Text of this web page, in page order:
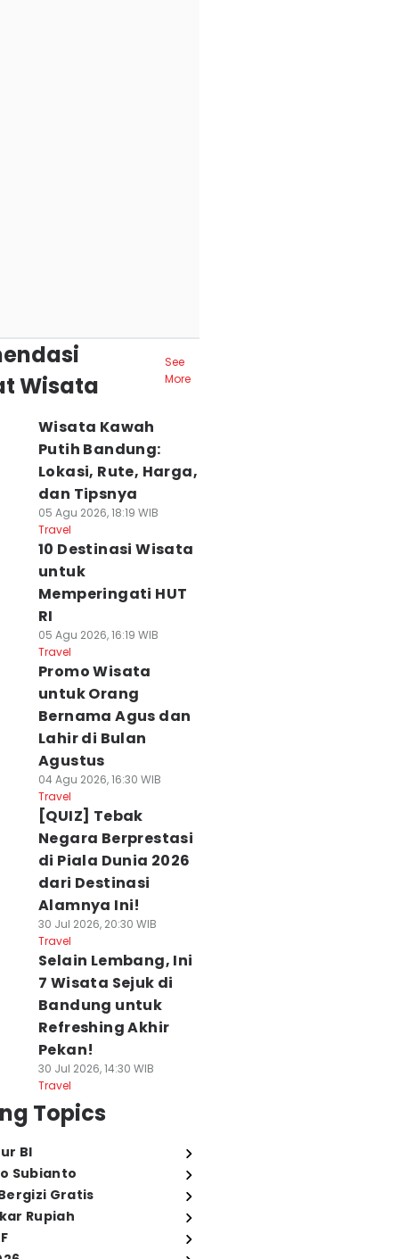
Wisata
See
More
Wisata Kawah
Putih Bandung:
Lokasi, Rute, Harga,
dan Tipsnya
05 Agu 2026, 18:19 WIB
Travel
10 Destinasi Wisata
untuk
Memperingati HUT
RI
05 Agu 2026, 16:19 WIB
Travel
Promo Wisata
untuk Orang
Bernama Agus dan
Lahir di Bulan
Agustus
04 Agu 2026, 16:30 WIB
Travel
[QUIZ] Tebak
Negara Berprestasi
di Piala Dunia 2026
dari Destinasi
Alamnya Ini!
30 Jul 2026, 20:30 WIB
Travel
Selain Lembang, Ini
7 Wisata Sejuk di
Bandung untuk
Refreshing Akhir
Pekan!
30 Jul 2026, 14:30 WIB
Travel
Topics
BI
Subianto
Gratis
Rupiah